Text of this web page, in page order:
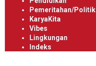
Pemeritahan/Politik
KaryaKita
Vibes
Lingkungan
Indeks